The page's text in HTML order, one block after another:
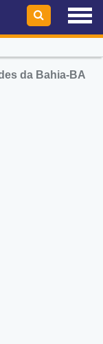
da Bahia-BA